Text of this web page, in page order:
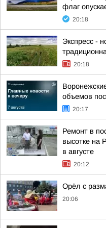
флаг
20:18
Экспресс -
20:18
объемов
20:17
Ремонт в
высотке на
в августе
20:12
Орёл с
20:06